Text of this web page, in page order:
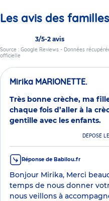
Les avis des
3/5-2 avis
Source : Google Reviews - Données
officielle
Mirika MARIONETTE.
Très bonne crèche, ma
chaque fois d’aller à la
gentille avec les enfants.
DÉPOSÉ
Réponse de Babilou.fr
Bonjour Mirika, Merci
temps de nous donner
nous veillons à